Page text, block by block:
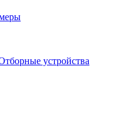
устройства